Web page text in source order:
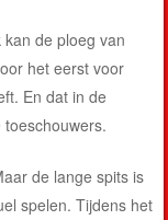
de ploeg van
het eerst voor
En dat in de
de lange spits is
spelen. Tijdens het